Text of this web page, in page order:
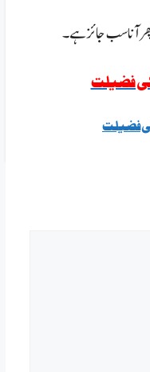
پھر آناسب جائز ہے۔
فضیلت
فضیلت